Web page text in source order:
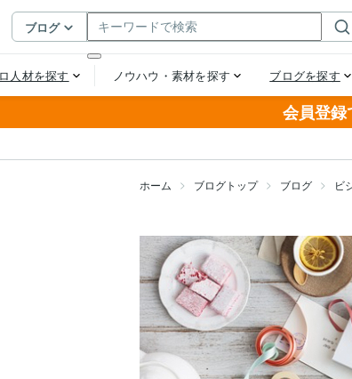
会員登録
ホーム ブログトップ ブログ ビ